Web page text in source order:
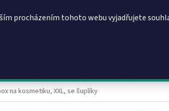
procházením tohoto webu vyjadřujete
na kosmetiku, XXL, se šuplíky